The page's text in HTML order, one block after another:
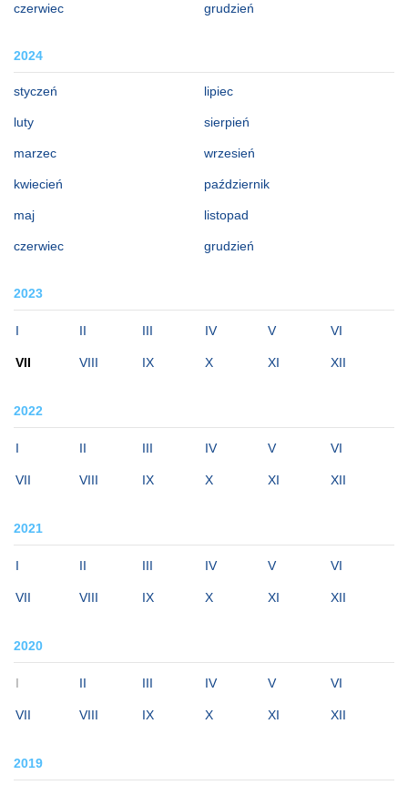
czerwiec grudzień
2024
styczeń
luty
marzec
kwiecień
maj
czerwiec
lipiec
sierpień
wrzesień
październik
listopad
grudzień
2023
I II III IV V VI
VII VIII IX X XI XII
2022
I II III IV V VI
VII VIII IX X XI XII
2021
I II III IV V VI
VII VIII IX X XI XII
2020
I II III IV V VI
VII VIII IX X XI XII
2019